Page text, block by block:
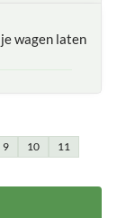
wagen laten
9 10
11